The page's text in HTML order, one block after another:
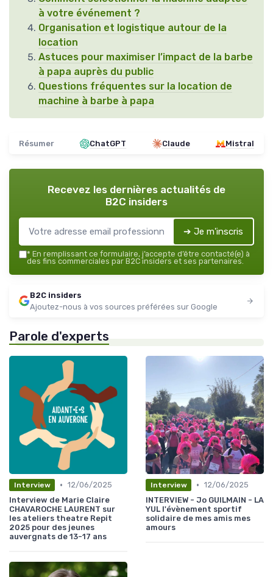
à votre événement ?
Organisation et logistique autour de la
location
Astuces pour maximiser l’impact de la barbe
à papa auprès du public
Questions fréquentes sur la location de
machine à barbe à papa
Résumer ChatGPT Claude Mistral
Recevez les dernières actualités de
B2C insiders
➔ Je m'inscris
* En remplissant ce formulaire, j’accepte d’être contacté(e) à
des fins commerciales par B2C insiders et ses partenaires.
B2C insiders
Ajoutez-nous à vos sources préférées sur Google
Parole d'experts
Interview • 12/06/2025
Interview de Marie Claire
CHAVAROCHE LAURENT sur
les ateliers theatre Repit
2025 pour des jeunes
auvergnats de 13-17 ans
Interview • 12/06/2025
INTERVIEW - Jo GUILMAIN - LA
YUL l'évènement sportif
solidaire de mes amis mes
amours